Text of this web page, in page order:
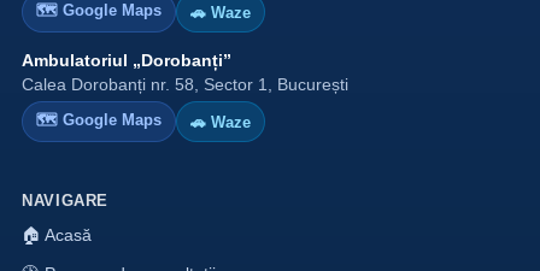
🗺 Google Maps 🚗 Waze
Ambulatoriul „Dorobanți”
Calea Dorobanți nr. 58, Sector 1, București
🗺 Google Maps 🚗 Waze
NAVIGARE
🏠 Acasă